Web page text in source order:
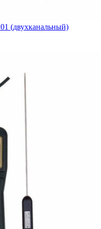
(двухканальный)